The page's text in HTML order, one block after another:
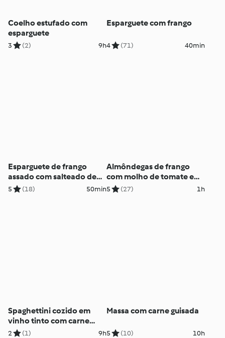
Coelho estufado com
esparguete
3 (2) 9h
Esparguete com frango
4 (71) 40min
Esparguete de frango
assado com salteado de
cogumelos
5 (18) 50min
Almôndegas de frango
com molho de tomate e
esparguete
5 (27) 1h
Spaghettini cozido em
vinho tinto com carne
guisada
2 (1) 9h
Massa com carne guisada
5 (10) 10h